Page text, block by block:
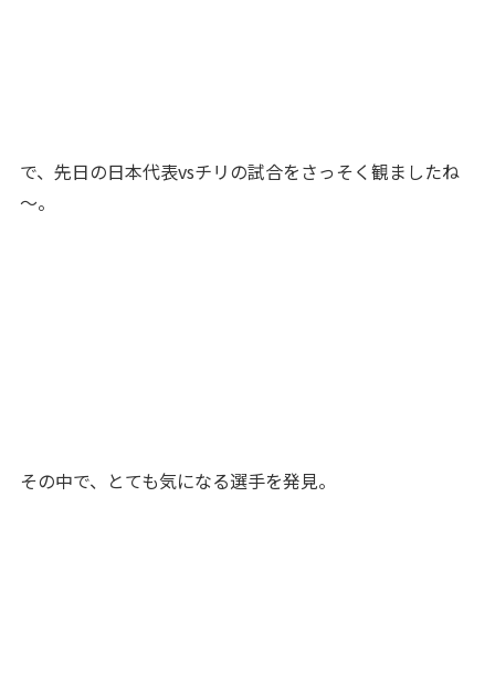
で、先日の日本代表vsチリの試合をさっそく観ましたね
～。
その中で、とても気になる選手を発見。